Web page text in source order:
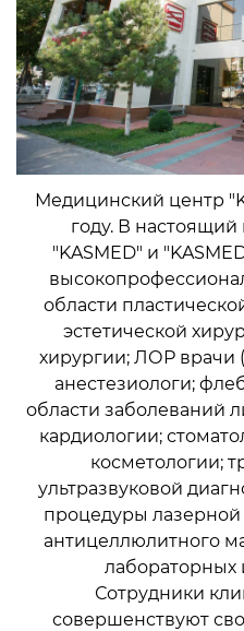
Медицинский центр
году. В
"KASMED" и
области
эстетической
хирургии; ЛОР врачи
анестезиологи;
области заболеваний
кардиологии;
косметологии;
ультразвуковой
процедуры лазерной
антицеллюлитного
лабораторных
Сотрудники
совершенствуют